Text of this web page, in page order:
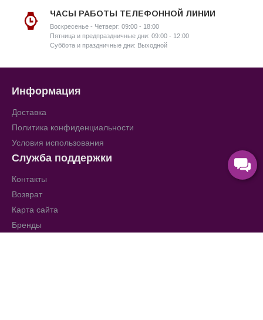
ЧАСЫ РАБОТЫ ТЕЛЕФОННОЙ ЛИНИИ
Воскресенье - Четверг: 09:00 - 18:00
Пятница и предпраздничные дни: 09:00 - 12:00
Суббота и праздничные дни: Выходной
Информация
Доставка
Политика конфиденциальности
Условия использования
Служба поддержки
Контакты
Возврат
Карта сайта
Бренды